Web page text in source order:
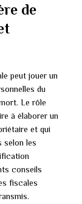
de
peut jouer un
du
Le rôle
à élaborer un
et qui
selon les
conseils
fiscales